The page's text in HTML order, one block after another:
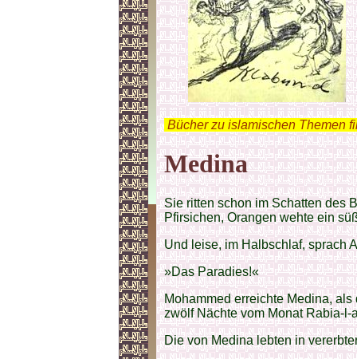
Bücher zu islamischen Themen
Medina
Sie ritten schon im Schatten des
Pfirsichen, Orangen wehte ein
Und leise, im Halbschlaf, sprach
»Das Paradies!«
Mohammed erreichte Medina,
zwölf Nächte vom Monat Rabia-
Die von Medina lebten in